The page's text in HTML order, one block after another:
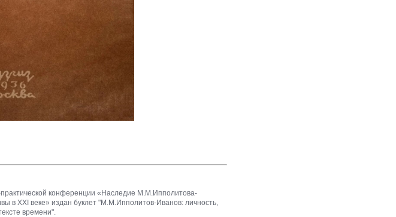
конференции «Наследие М.М.Ипполитова-
в XXI веке» издан буклет "М.М.Ипполитов-Иванов: личность,
времени".